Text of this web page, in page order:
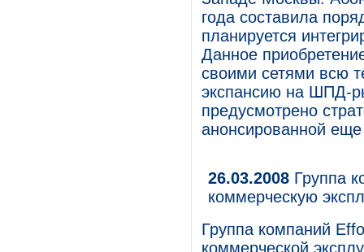
года составила
планируется
Данное
своими сетями всю
экспансию на ШПД-
предусмотрено
анонсированной
26.03.2008 Группа
коммерческую
Группа компаний
коммерческой